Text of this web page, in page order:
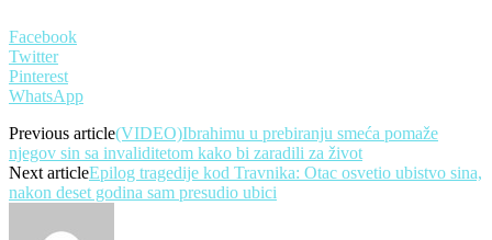
Facebook
Twitter
Pinterest
WhatsApp
Previous article(VIDEO)Ibrahimu u prebiranju smeća pomaže
njegov sin sa invaliditetom kako bi zaradili za život
Next articleEpilog tragedije kod Travnika: Otac osvetio ubistvo sina,
nakon deset godina sam presudio ubici